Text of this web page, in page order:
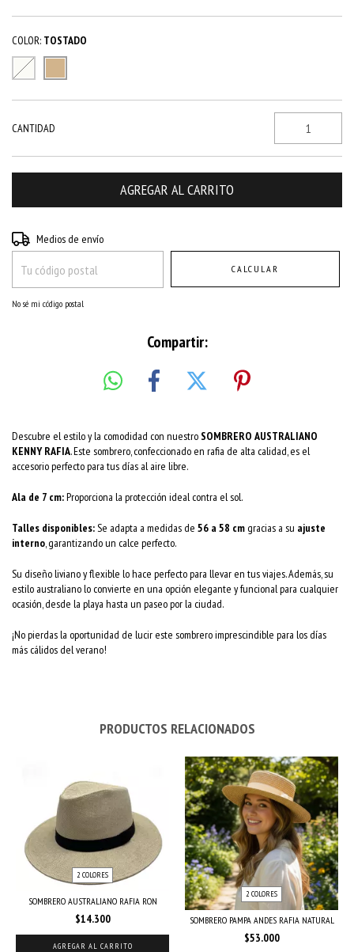
COLOR: TOSTADO
CANTIDAD
Entregas para el CP:
Medios de envío
CALCULAR
No sé mi código postal
Compartir:
Descubre el estilo y la comodidad con nuestro SOMBRERO AUSTRALIANO
KENNY RAFIA. Este sombrero, confeccionado en rafia de alta calidad, es el
accesorio perfecto para tus días al aire libre.
Ala de 7 cm:Proporciona la protección ideal contra el sol.
Talles disponibles: Se adapta a medidas de 56 a 58 cm gracias a su ajuste
interno , garantizando un calce perfecto.
Su diseño liviano y flexible lo hace perfecto para llevar en tus viajes. Además, su
estilo australiano lo convierte en una opción elegante y funcional para cualquier
ocasión, desde la playa hasta un paseo por la ciudad.
¡No pierdas la oportunidad de lucir este sombrero imprescindible para los días
más cálidos del verano!
PRODUCTOS RELACIONADOS
2 COLORES
SOMBRERO AUSTRALIANO RAFIA RON
$14.300
AGREGAR AL CARRITO
2 COLORES
SOMBRERO PAMPA ANDES RAFIA NATURAL
$53.000